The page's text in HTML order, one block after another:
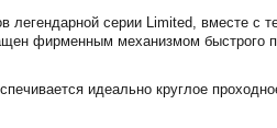
легендарной серии Limited, вместе с
фирменным механизмом быстрого
идеально круглое